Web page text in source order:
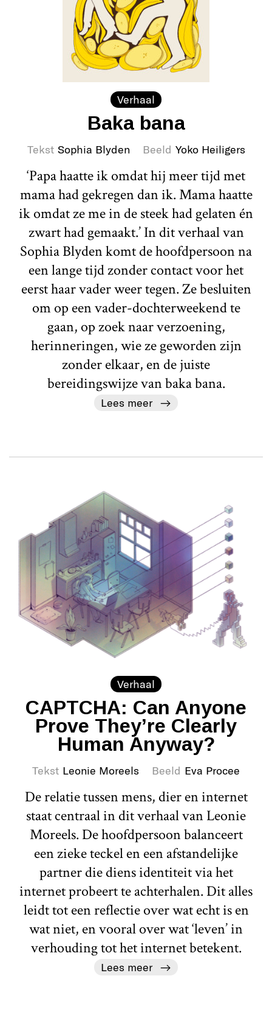
Verhaal
Baka bana
Tekst Sophia Blyden Beeld Yoko Heiligers
‘Papa haatte ik omdat hij meer tijd met
mama had gekregen dan ik. Mama haatte
ik omdat ze me in de steek had gelaten én
zwart had gemaakt.’ In dit verhaal van
Sophia Blyden komt de hoofdpersoon na
een lange tijd zonder contact voor het
eerst haar vader weer tegen. Ze besluiten
om op een vader-dochterweekend te
gaan, op zoek naar verzoening,
herinneringen, wie ze geworden zijn
zonder elkaar, en de juiste
bereidingswijze van baka bana.
Lees meer
Verhaal
CAPTCHA: Can Anyone
Prove They’re Clearly
Human Anyway?
Tekst Leonie Moreels Beeld Eva Procee
De relatie tussen mens, dier en internet
staat centraal in dit verhaal van Leonie
Moreels. De hoofdpersoon balanceert
een zieke teckel en een afstandelijke
partner die diens identiteit via het
internet probeert te achterhalen. Dit alles
leidt tot een reflectie over wat echt is en
wat niet, en vooral over wat ‘leven’ in
verhouding tot het internet betekent.
Lees meer